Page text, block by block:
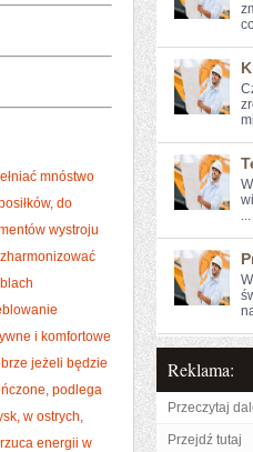
mnóstwo
do
wystroju
i komfortowe
jeżeli będzie
podlega
w ostrych,
energii w
...
Reklama:
Przeczytaj
Przejdź tutaj